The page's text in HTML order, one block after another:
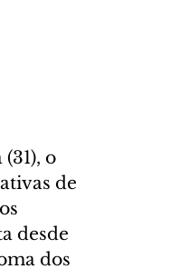
o
de
desde
dos